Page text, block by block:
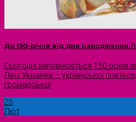
До 150-річчя від дня народження
Сьогодні виповнюється 150 років
Лесі Українки – української
громадської
25
Лют